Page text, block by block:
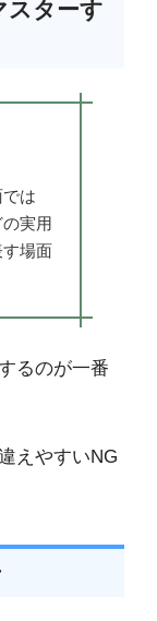
スターす
は
の実用
場面
るのが一番
えやすいNG